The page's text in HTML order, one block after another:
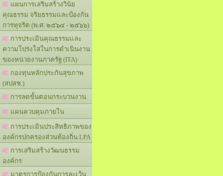
แผนการเสริมสร้างวินัย
คุณธรรม จริยธรรมและป้องกัน
การทุจริต (พ.ศ. ๒๕๖๔ - ๒๕๖๖)
การประเมินคุณธรรมและ
ความโปร่งใสในการดำเนินงาน
ของหน่วยงานภาครัฐ (ITA)
กองทุนหลักประกันสุขภาพ
(สปสช.)
การลดขั้นตอนกระบวนงาน
แผนควบคุมภายใน
การประเมินประสิทธิภาพของ
องค์กรปกครองส่วนท้องถิ่น LPA
การเสริมสร้างวัฒนธรรม
องค์กร
มาตรการป้องกันการละเว้น